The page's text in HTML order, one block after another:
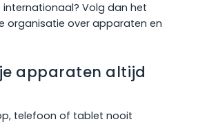
internationaal? Volg dan het
organisatie over apparaten en
je apparaten altijd
telefoon of tablet nooit